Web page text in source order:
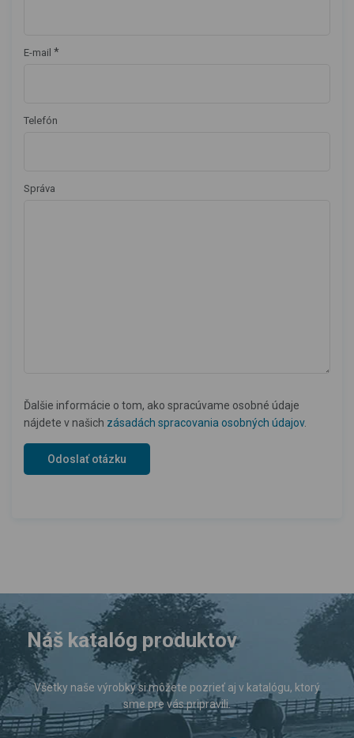
E-mail *
Telefón
Správa
Ďalšie informácie o tom, ako spracúvame osobné údaje
nájdete v našich zásadách spracovania osobných údajov.
Náš katalóg produktov
Všetky naše výrobky si môžete pozrieť aj v katalógu, ktorý
sme pre vás pripravili.